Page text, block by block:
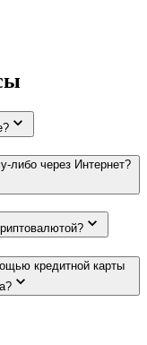
либо через Интернет?
кредитной карты